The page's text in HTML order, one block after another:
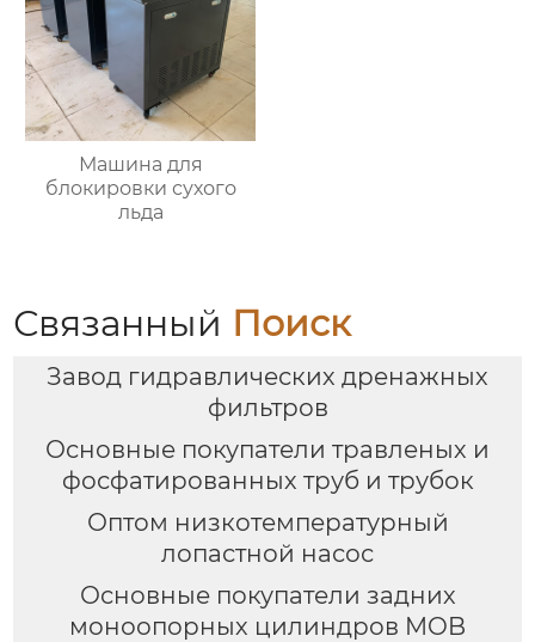
Машина для
блокировки сухого
льда
Связанный Поиск
Завод гидравлических дренажных
фильтров
Основные покупатели травленых и
фосфатированных труб и трубок
Оптом низкотемпературный
лопастной насос
Основные покупатели задних
моноопорных цилиндров MOB